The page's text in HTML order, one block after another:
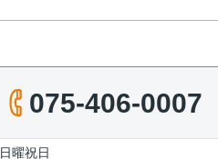
075-406-0007
日曜祝日